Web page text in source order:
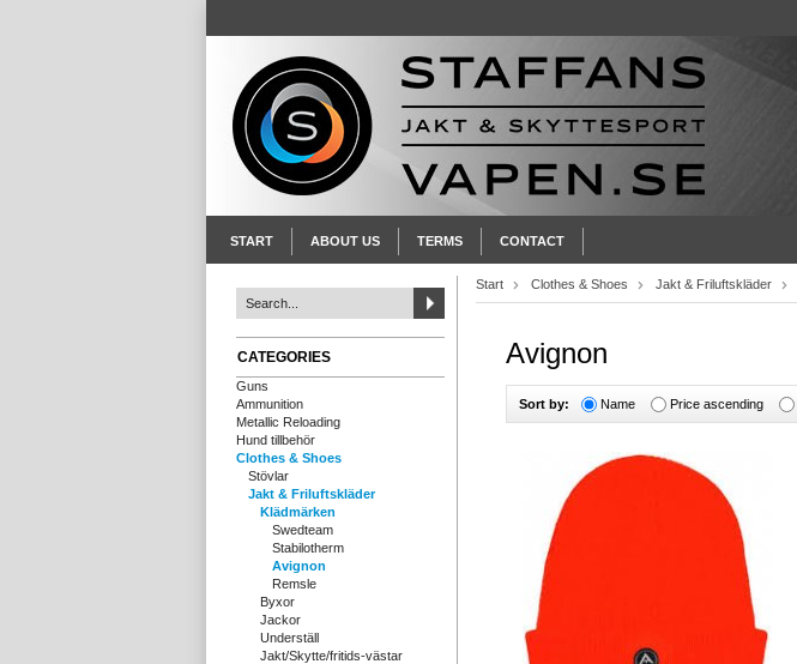
START ABOUT US TERMS CONTACT
CATEGORIES
Guns
Ammunition
Metallic Reloading
Hund tillbehör
Clothes & Shoes
Stövlar
Jakt & Friluftskläder
Klädmärken
Swedteam
Stabilotherm
Avignon
Remsle
Byxor
Jackor
Underställ
Jakt/Skytte/fritids-västar
Start Clothes & Shoes Jakt & Friluftskläder
Avignon
Sort by: Name Price ascending